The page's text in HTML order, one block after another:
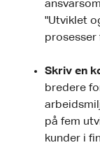
"Utviklet
prosesser
Skriv en
bredere
på fem
kunder i